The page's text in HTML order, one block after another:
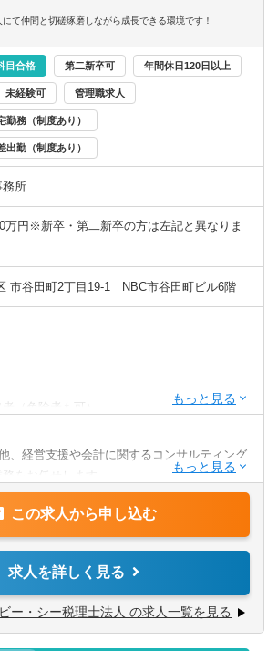
、弥生、JDL,、発展会計、勘定奉行等（お客
しております）
て仲間と切磋琢磨しながら成長できる環境です！
目合格 第二新卒可 年間休日120日以上
未経験可 管理職求人
勤務（制度あり）
出勤（制度あり）
務所
万円※新卒・第二新卒の方は左記と異なりま
市谷田町2丁目19-1 NBC市谷田町ビル6階
者（免除者も可）
事務所などでの実務経験者 歓迎
＞
務所などでの実務経験者（3年以上）
事務所を開設予定の為、横浜駅近辺での勤
像】
ぶ成長意欲の高い方
ウをお客様のために役立てたい方
ではなくコンサルティングなど、幅広い仕事
、経営支援や会計に関するコンサルティング
務をお任せします。
】
算
この求人から申し込む
求人を詳しく見る
ー・シー税理士法人 の求人一覧を見る